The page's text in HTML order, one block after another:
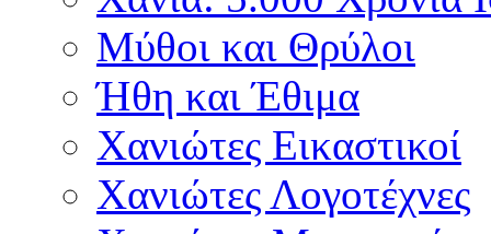
Μύθοι και Θρύλοι
Ήθη και Έθιμα
Χανιώτες Εικαστικοί
Χανιώτες Λογοτέχνες